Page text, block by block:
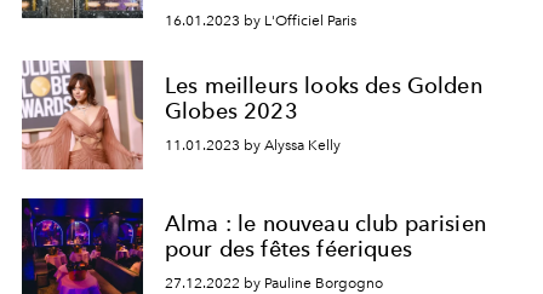
16.01.2023 by L'Officiel Paris
Les meilleurs looks des Golden
Globes 2023
11.01.2023 by Alyssa Kelly
Alma : le nouveau club parisien
pour des fêtes féeriques
27.12.2022 by Pauline Borgogno